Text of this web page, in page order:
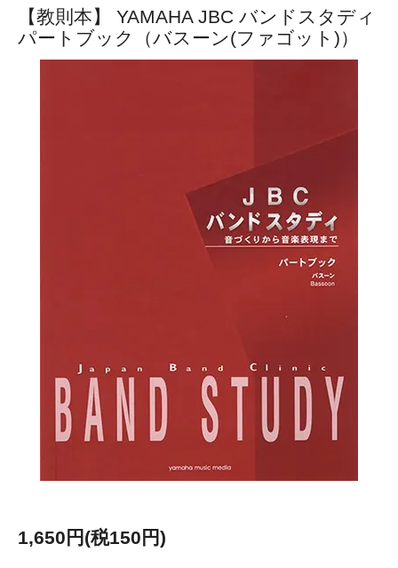
【教則本】 YAMAHA JBC バンドスタディ
パートブック（バスーン(ファゴット)）
1,650円(税150円)